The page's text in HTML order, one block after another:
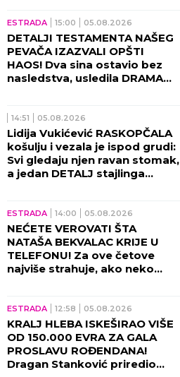
ESTRADA 15:00 05.08.2026
DETALJI TESTAMENTA NAŠEG
PEVAČA IZAZVALI OPŠTI
HAOS! Dva sina ostavio bez
nasledstva, usledila DRAMA
14:51 05.08.2026
Lidija Vukićević RASKOPČALA
košulju i vezala je ispod grudi:
Svi gledaju njen ravan stomak,
a jedan DETALJ stajlinga
ESTRADA 14:00 05.08.2026
NEĆETE VEROVATI ŠTA
NATAŠA BEKVALAC KRIJE U
TELEFONU! Za ove četove
najviše strahuje, ako neko
ESTRADA 12:58 05.08.2026
KRALJ HLEBA ISKEŠIRAO VIŠE
OD 150.000 EVRA ZA GALA
PROSLAVU ROĐENDANA!
Dragan Stanković priredio